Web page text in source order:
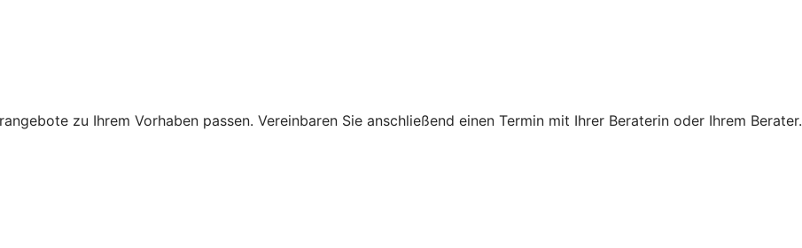
zu Ihrem Vorhaben passen. Vereinbaren Sie anschließend einen Termin mit Ihrer Beraterin oder Ihrem Berater.